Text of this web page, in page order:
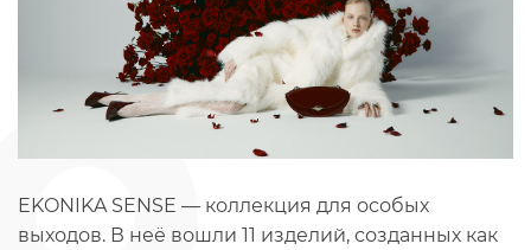
EKONIKA SENSE — коллекция для особых
выходов. В неё вошли 11 изделий, созданных как